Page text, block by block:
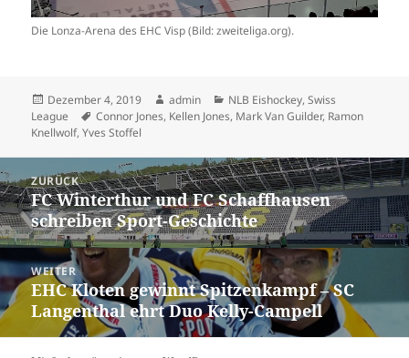
Die Lonza-Arena des EHC Visp (Bild: zweiteliga.org).
Veröffentlicht
am
Dezember 4, 2019 Autor
admin Kategorien
NLB Eishockey,Swiss
League
Schlagwörter
Connor Jones, Kellen Jones, Mark Van Guilder, Ramon
Knellwolf,Yves Stoffel
Beitrags-
Navigation
ZURÜCK
Vorheriger
Beitrag:
FC Winterthur und FC Schaffhausen
schreiben Sport-Geschichte
WEITER
Nächster
Beitrag:
EHC Kloten gewinnt Spitzenkampf – SC
Langenthal ehrt Duo Kelly-Campell